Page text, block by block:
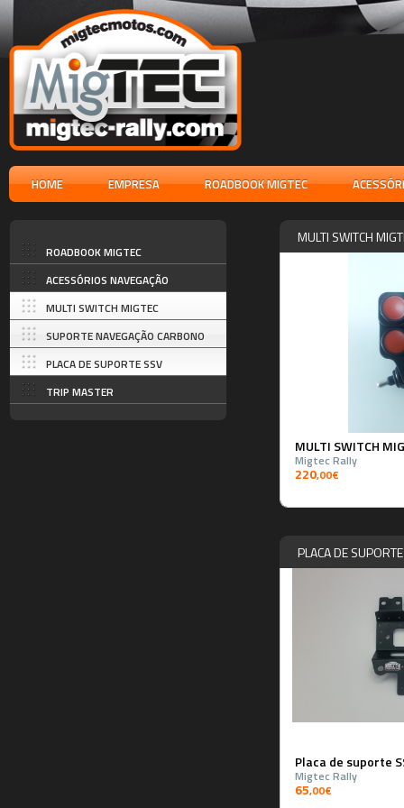
HOME EMPRESA ROADBOOK MIGTEC
ROADBOOK MIGTEC
ACESSÓRIOS NAVEGAÇÃO
MULTI SWITCH MIGTEC
SUPORTE NAVEGAÇÃO CARBONO
APOIOS AO GUIADOR
PLACA DE SUPORTE SSV
TRIP MASTER
MULTI SWITCH
MULTI SWITCH
Migtec Rally
220,00€
PLACA DE
Placa de suporte
Migtec Rally
65,00€